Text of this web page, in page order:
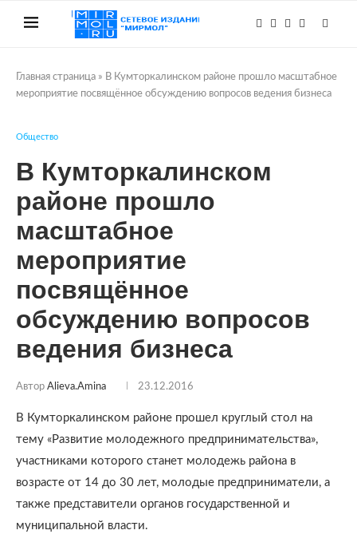
Главная страница » В Кумторкалинском районе прошло масштабное
мероприятие посвящённое обсуждению вопросов ведения бизнеса
Общество
В Кумторкалинском
районе прошло
масштабное
мероприятие
посвящённое
обсуждению вопросов
ведения бизнеса
Автор Alieva.amina 23.12.2016
В Кумторкалинском районе прошел круглый стол на
тему «Развитие молодежного предпринимательства»,
участниками которого станет молодежь района в
возрасте от 14 до 30 лет, молодые предприниматели, а
также представители органов государственной и
муниципальной власти.